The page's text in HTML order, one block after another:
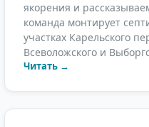
якорения и
команда монтирует
участках Карельского
Всеволожского и
Читать →